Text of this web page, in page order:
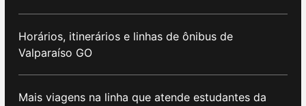
Horários, itinerários e linhas de ônibus de
Valparaíso GO
Mais viagens na linha que atende estudantes da